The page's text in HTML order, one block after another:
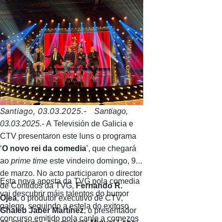
Santiago, 03.03.2025.-
Santiago,
03.03.2025.- A Televisión de Galicia e
CTV presentaron este luns o programa
‘O novo rei da comedia’, que chegará
ao prime time este vindeiro domingo, 9
de marzo. No acto participaron o director
de Contidos da TVG, Fernando R.
Ojea; o produtor executivo de CTV,
Ghaleb Jaber Martínez; o presentador
Esta nova aposta da TVG pola comedia
vai descubrir máis talentos do humor
galego, seguindo a estela do exitoso
concurso emitido pola canle a comezos